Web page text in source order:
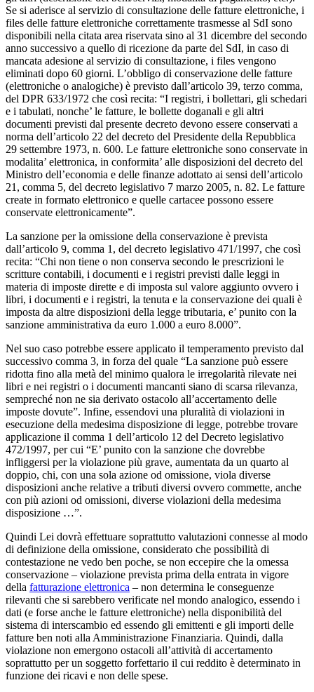
Se si aderisce al servizio di consultazione delle fatture elettroniche, i
files delle fatture elettroniche correttamente trasmesse al SdI sono
disponibili nella citata area riservata sino al 31 dicembre del secondo
anno successivo a quello di ricezione da parte del SdI, in caso di
mancata adesione al servizio di consultazione, i files vengono
eliminati dopo 60 giorni. L’obbligo di conservazione delle fatture
(elettroniche o analogiche) è previsto dall’articolo 39, terzo comma,
del DPR 633/1972 che così recita: “I registri, i bollettari, gli schedari
e i tabulati, nonche’ le fatture, le bollette doganali e gli altri
documenti previsti dal presente decreto devono essere conservati a
norma dell’articolo 22 del decreto del Presidente della Repubblica
29 settembre 1973, n. 600. Le fatture elettroniche sono conservate in
modalita’ elettronica, in conformita’ alle disposizioni del decreto del
Ministro dell’economia e delle finanze adottato ai sensi dell’articolo
21, comma 5, del decreto legislativo 7 marzo 2005, n. 82. Le fatture
create in formato elettronico e quelle cartacee possono essere
conservate elettronicamente”.
La sanzione per la omissione della conservazione è prevista
dall’articolo 9, comma 1, del decreto legislativo 471/1997, che così
recita: “Chi non tiene o non conserva secondo le prescrizioni le
scritture contabili, i documenti e i registri previsti dalle leggi in
materia di imposte dirette e di imposta sul valore aggiunto ovvero i
libri, i documenti e i registri, la tenuta e la conservazione dei quali è
imposta da altre disposizioni della legge tributaria, e’ punito con la
sanzione amministrativa da euro 1.000 a euro 8.000”.
Nel suo caso potrebbe essere applicato il temperamento previsto dal
successivo comma 3, in forza del quale “La sanzione può essere
ridotta fino alla metà del minimo qualora le irregolarità rilevate nei
libri e nei registri o i documenti mancanti siano di scarsa rilevanza,
sempreché non ne sia derivato ostacolo all’accertamento delle
imposte dovute”. Infine, essendovi una pluralità di violazioni in
esecuzione della medesima disposizione di legge, potrebbe trovare
applicazione il comma 1 dell’articolo 12 del Decreto legislativo
472/1997, per cui “E’ punito con la sanzione che dovrebbe
infliggersi per la violazione più grave, aumentata da un quarto al
doppio, chi, con una sola azione od omissione, viola diverse
disposizioni anche relative a tributi diversi ovvero commette, anche
con più azioni od omissioni, diverse violazioni della medesima
disposizione …”.
Quindi Lei dovrà effettuare soprattutto valutazioni connesse al modo
di definizione della omissione, considerato che possibilità di
contestazione ne vedo ben poche, se non eccepire che la omessa
conservazione – violazione prevista prima della entrata in vigore
della fatturazione elettronica – non determina le conseguenze
rilevanti che si sarebbero verificate nel mondo analogico, essendo i
dati (e forse anche le fatture elettroniche) nella disponibilità del
sistema di interscambio ed essendo gli emittenti e gli importi delle
fatture ben noti alla Amministrazione Finanziaria. Quindi, dalla
violazione non emergono ostacoli all’attività di accertamento
soprattutto per un soggetto forfettario il cui reddito è determinato in
funzione dei ricavi e non delle spese.